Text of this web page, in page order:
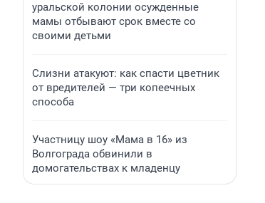
уральской колонии осужденные
мамы отбывают срок вместе со
своими детьми
Слизни атакуют: как спасти цветник
от вредителей — три копеечных
способа
Участницу шоу «Мама в 16» из
Волгограда обвинили в
домогательствах к младенцу